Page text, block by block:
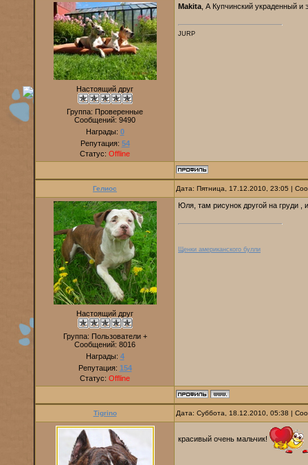
Настоящий друг
Группа: Проверенные
Сообщений: 9490
Награды: 0
Репутация: 54
Статус: Offline
Makita , А Купчинский украденный и
JURP
Гелиос Дата: Пятница, 17.12.2010, 23:05 |
Настоящий друг
Группа: Пользователи +
Сообщений: 8016
Награды: 4
Репутация: 154
Статус: Offline
Юля, там рисунок другой на груди ,
Щенки американского булли
Tigrino Дата: Суббота, 18.12.2010, 05:38 |
красивый очень мальчик!